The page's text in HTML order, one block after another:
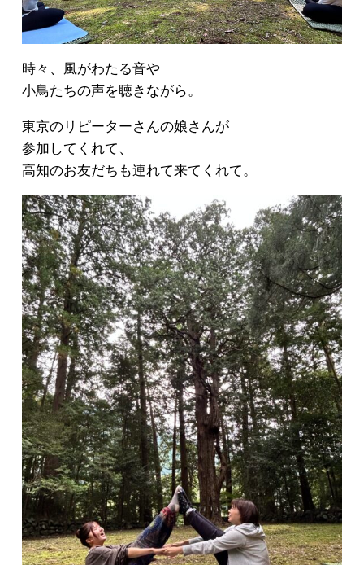
時々、風がわたる音や
小鳥たちの声を聴きながら。
東京のリピーターさんの娘さんが
参加してくれて、
高知のお友だちも連れて来てくれて。